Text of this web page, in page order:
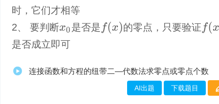
时，它们才相等
2、 要判断x0 是否是 (x) 的零点，只要验证 (x0)=
是否成立即可
连接函数和方程的纽带二—代数法求零点或零点个数
AI出题 下载题目